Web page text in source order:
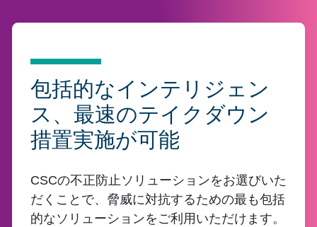
包括的なインテリジェン
ス、最速のテイクダウン
措置実施が可能
CSCの不正防止ソリューションをお選びいた
だくことで、脅威に対抗するための最も包括
的なソリューションをご利用いただけます。